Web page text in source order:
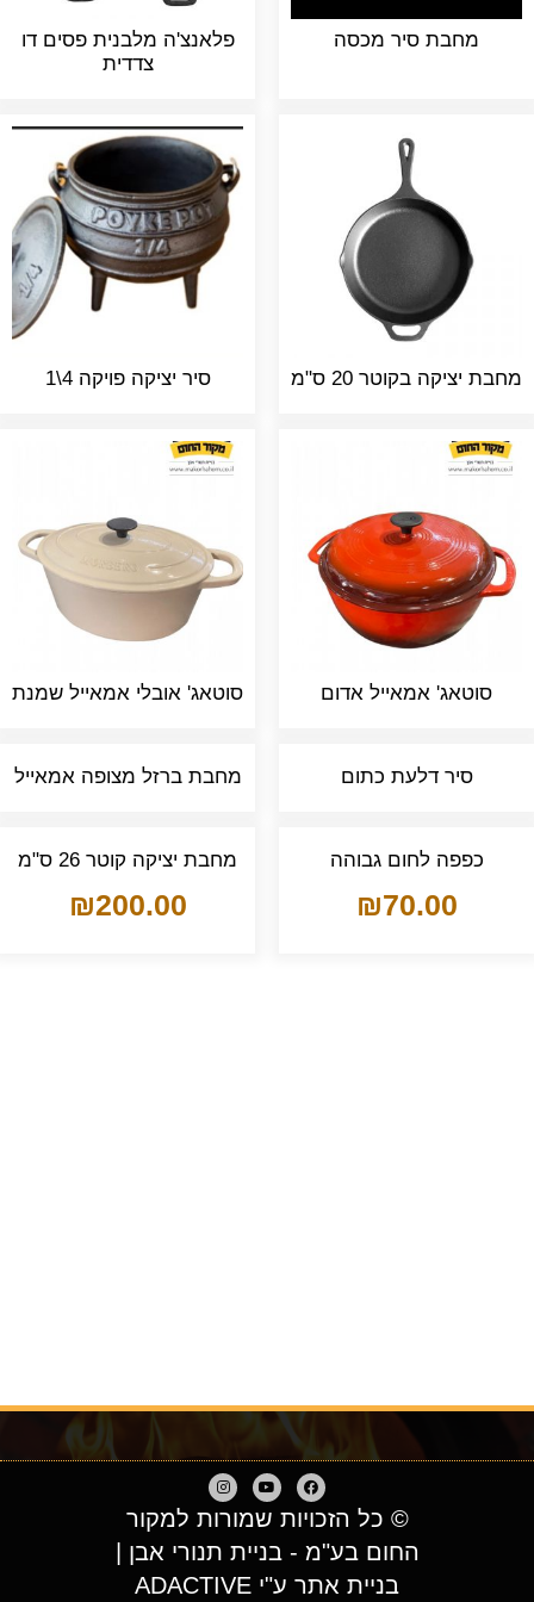
מחבת סיר מכסה
פלאנצ'ה מלבנית פסים דו
צדדית
מחבת יציקה בקוטר 20 ס"מ סיר יציקה פויקה 4\1
סוטאג' אמאייל אדום סוטאג' אובלי אמאייל שמנת
סיר דלעת כתום מחבת ברזל מצופה אמאייל
כפפה לחום גבוהה
₪70.00
מחבת יציקה קוטר 26 ס"מ
₪200.00
© כל הזכויות שמורות למקור
החום בע"מ - בניית תנורי אבן |
בניית אתר ע"י ADACTIVE